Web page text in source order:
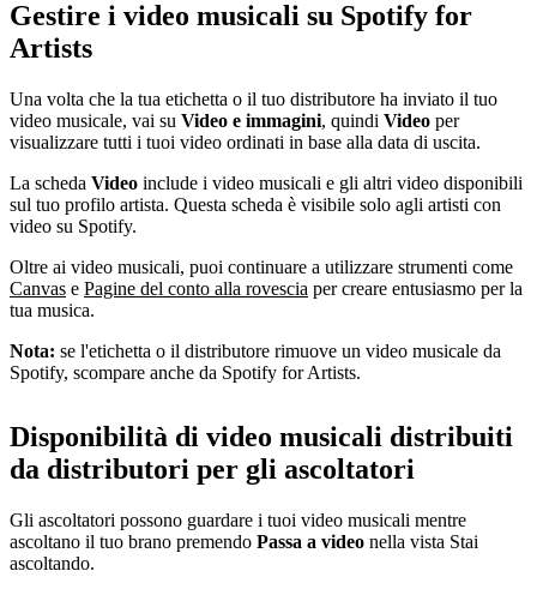
Gestire i video musicali su Spotify for
Artists
Una volta che la tua etichetta o il tuo distributore ha inviato il tuo
video musicale, vai su Video e immagini, quindi Video per
visualizzare tutti i tuoi video ordinati in base alla data di uscita.
La scheda Video include i video musicali e gli altri video disponibili
sul tuo profilo artista. Questa scheda è visibile solo agli artisti con
video su Spotify.
Oltre ai video musicali, puoi continuare a utilizzare strumenti come
Canvas e Pagine del conto alla rovescia per creare entusiasmo per la
tua musica.
Nota: se l'etichetta o il distributore rimuove un video musicale da
Spotify, scompare anche da Spotify for Artists.
Disponibilità di video musicali distribuiti
da distributori per gli ascoltatori
Gli ascoltatori possono guardare i tuoi video musicali mentre
ascoltano il tuo brano premendo Passa a video nella vista Stai
ascoltando.